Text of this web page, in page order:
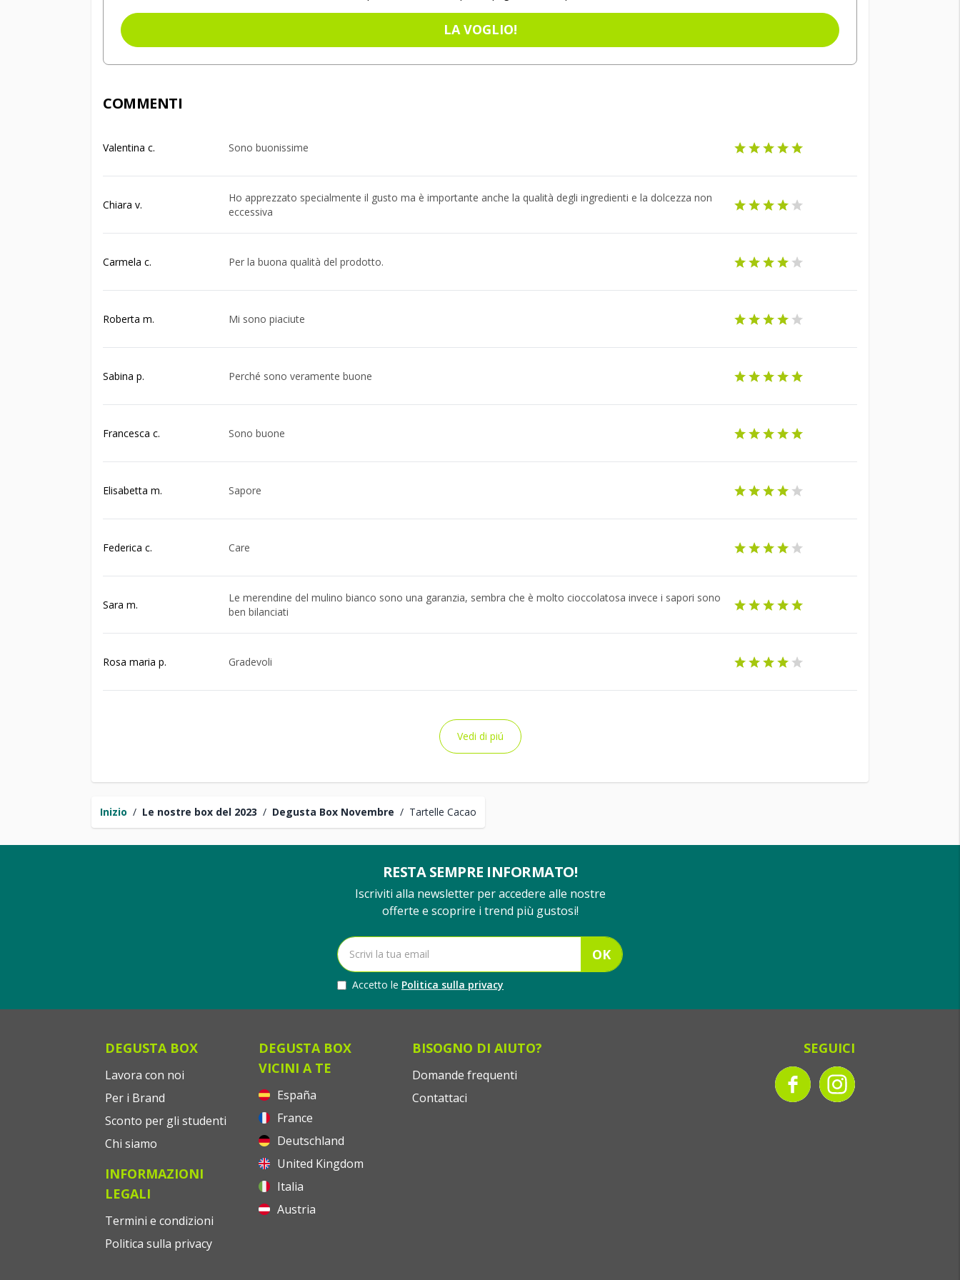
Inizio / Le nostre box del 2023 / Degusta Box Novembre / Tartelle Cacao
LA VOGLIO!
COMMENTI
Valentina c. Sono buonissime
Chiara v.
Ho apprezzato specialmente il gusto ma è importante anche la qualità degli ingredienti e la dolcezza non
eccessiva
Carmela c. Per la buona qualità del prodotto.
Roberta m. Mi sono piaciute
Sabina p. Perché sono veramente buone
Francesca c. Sono buone
Elisabetta m. Sapore
Federica c. Care
Sara m.
Le merendine del mulino bianco sono una garanzia, sembra che è molto cioccolatosa invece i sapori sono
ben bilanciati
Rosa maria p. Gradevoli
Vedi di piú
RESTA SEMPRE INFORMATO!
Iscriviti alla newsletter per accedere alle nostre
offerte e scoprire i trend più gustosi!
OK
Accetto le Politica sulla privacy
DEGUSTA BOX
Lavora con noi
Per i Brand
Sconto per gli studenti
Chi siamo
INFORMAZIONI
LEGALI
Termini e condizioni
Politica sulla privacy
DEGUSTA BOX
VICINI A TE
España
France
Deutschland
United Kingdom
Italia
Austria
BISOGNO DI AIUTO?
Domande frequenti
Contattaci
SEGUICI